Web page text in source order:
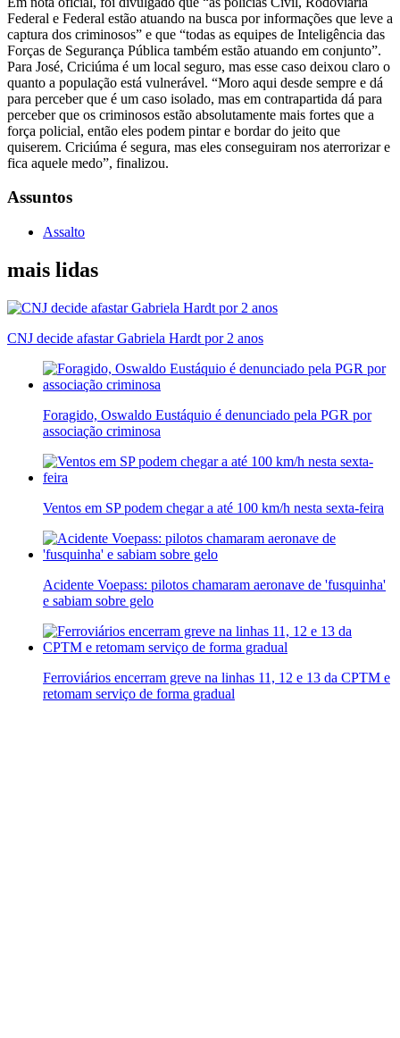
Federal e Federal estão atuando na busca por informações que leve a
captura dos criminosos” e que “todas as equipes de Inteligência das
Forças de Segurança Pública também estão atuando em conjunto”.
Para José, Criciúma é um local seguro, mas esse caso deixou claro o
quanto a população está vulnerável. “Moro aqui desde sempre e dá
para perceber que é um caso isolado, mas em contrapartida dá para
perceber que os criminosos estão absolutamente mais fortes que a
força policial, então eles podem pintar e bordar do jeito que
quiserem. Criciúma é segura, mas eles conseguiram nos aterrorizar e
fica aquele medo”, finalizou.
Assuntos
Assalto
mais lidas
CNJ decide afastar Gabriela Hardt por 2 anos
Foragido, Oswaldo Eustáquio é denunciado pela PGR por
associação criminosa
Ventos em SP podem chegar a até 100 km/h nesta sexta-feira
Acidente Voepass: pilotos chamaram aeronave de 'fusquinha'
e sabiam sobre gelo
Ferroviários encerram greve na linhas 11, 12 e 13 da CPTM e
retomam serviço de forma gradual